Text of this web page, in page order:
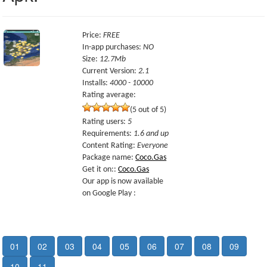
Price:FREE
In-app purchases:NO
Size: 12.7Mb
Current Version:2.1
Installs:4000 - 10000
Rating average:
(5 out of 5)
Rating users: 5
Requirements: 1.6 and up
Content Rating:Everyone
Package name:Coco.Gas
Get it on::Coco.Gas
Our app is now available
on Google Play :
01 02 03 04 05 06 07 08
09